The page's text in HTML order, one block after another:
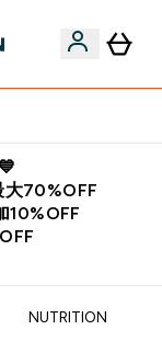
大70%OFF
10%OFF
NUTRITION